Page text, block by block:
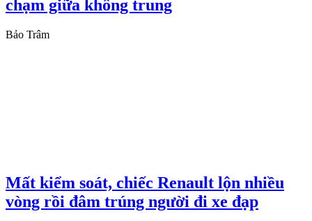
chạm giữa không trung
Bảo Trâm
Mất kiểm soát, chiếc Renault lộn nhiều
vòng rồi đâm trúng người đi xe đạp